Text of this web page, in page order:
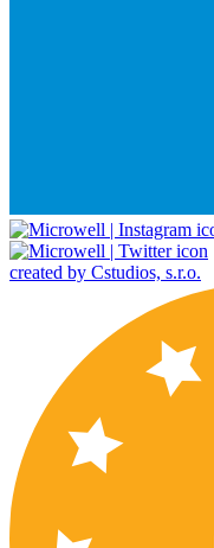
created by Cstudios, s.r.o.